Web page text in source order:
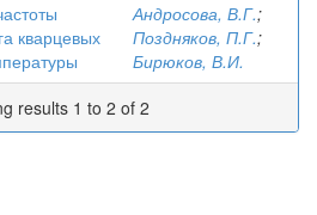
кварцевых
Андросова, В.Г.;
Поздняков, П.Г.;
Бирюков, В.И.
results 1 to 2 of 2